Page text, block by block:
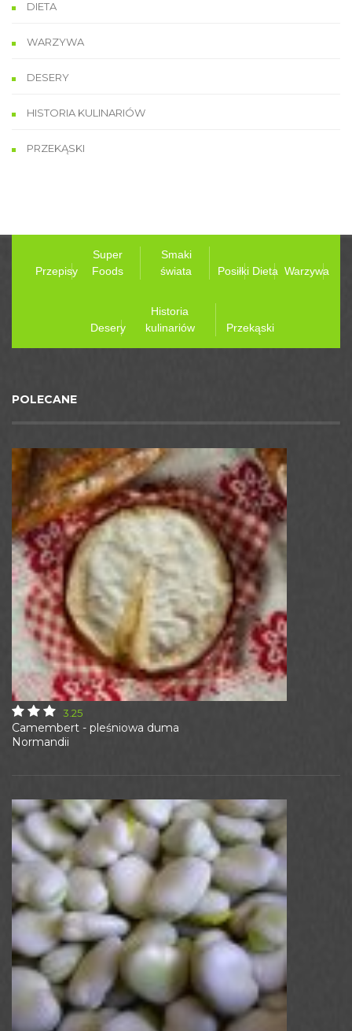
DIETA
WARZYWA
DESERY
HISTORIA KULINARIÓW
PRZEKĄSKI
Przepisy
Super
Foods
Smaki
świata
Posiłki Dieta Warzywa
Desery
Historia
kulinariów
Przekąski
POLECANE
Camembert - pleśniowa duma
Normandii
3.25